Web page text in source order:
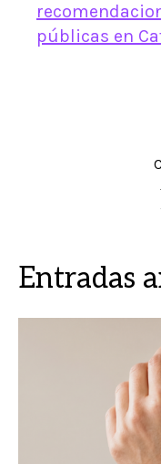
públicas en
Entradas